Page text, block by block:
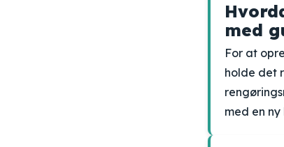
med
For at
holde det
med en